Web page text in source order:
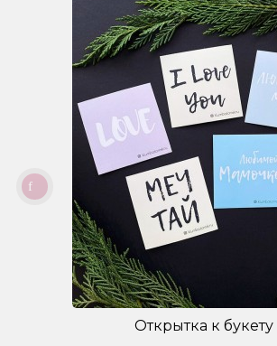
Открытка к букету